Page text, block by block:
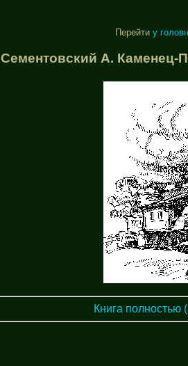
Перейти у
Сементовский А. Каменец-
Книга полностью